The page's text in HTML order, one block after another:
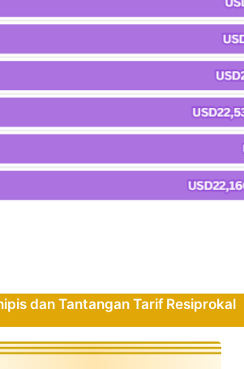
dan Tantangan Tarif Resiprokal